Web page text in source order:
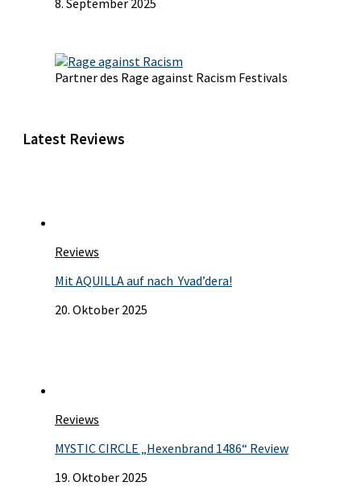
Partner des Rage against Racism Festivals
Latest Reviews
Reviews
Mit AQUILLA auf nach Yvad’dera!
20. Oktober 2025
Reviews
MYSTIC CIRCLE „Hexenbrand 1486“ Review
19. Oktober 2025